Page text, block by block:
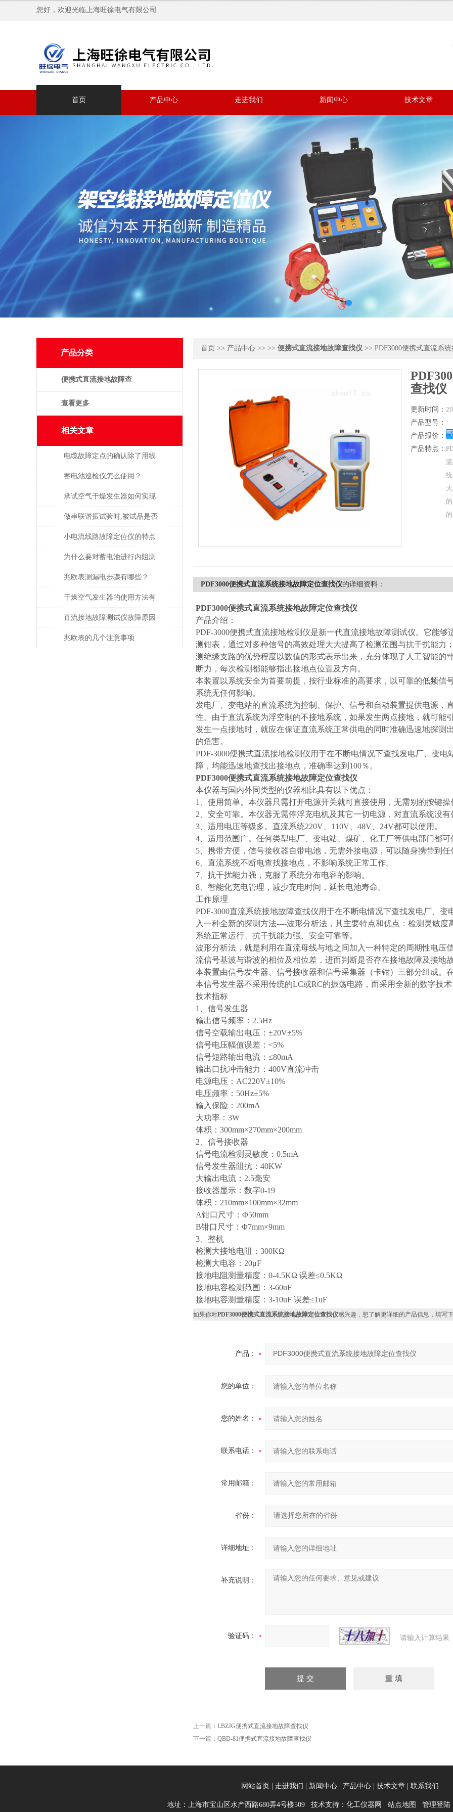
您好，欢迎光临上海旺徐电气有限公司
首页 产品中心 走进我们 新闻中心 技术文章
产品分类
便携式直流接地故障查
找仪
查看更多
相关文章
电缆故障定点的确认除了用线
路故障定位仪，还有这些方法!
蓄电池巡检仪怎么使用？
承试空气干燥发生器如何实现
自动化控制？
做串联谐振试验时,被试品是否
被击穿该如何判断？
小电流线路故障定位仪的特点
有这些
为什么要对蓄电池进行内阻测
试？
兆欧表测漏电步骤有哪些？
干燥空气发生器的使用方法有
哪些？
直流接地故障测试仪故障原因
分析
兆欧表的几个注意事项
首页 >> 产品中心 >> >> 便携式直流接地故障查找仪 >> PDF3000便携式直流系
查找仪
更新时间：
产品型号：
产品报价：
产品特点：
PDF3000便携式直流系统接地故障定位查找仪的详细资料：
PDF3000便携式直流系统接地故障定位查找仪
产品介绍：
PDF-3000便携式直流接地检测仪是新一代直流接地故障测试仪。它能
测钳表，通过对多种信号的高效处理大大提高了检测范围与抗干扰能力
测绝缘支路的优势程度以数值的形式表示出来，充分体现了人工智能的
断力，每次检测都能够指出接地点位置及方向。
本装置以系统安全为首要前提，按行业标准的高要求，以可靠的低频信
系统无任何影响。
发电厂、变电站的直流系统为控制、保护、信号和自动装置提供电源，
性。由于直流系统为浮空制的不接地系统，如果发生两点接地，就可能
发生一点接地时，就应在保证直流系统正常供电的同时准确迅速地探测
的危害。
PDF-3000便携式直流接地检测仪用于在不断电情况下查找发电厂、变
障，均能迅速地查找出接地点，准确率达到100％。
PDF3000便携式直流系统接地故障定位查找仪
本仪器与国内外同类型的仪器相比具有以下优点：
1、使用简单。本仪器只需打开电源开关就可直接使用，无需别的按键操
2、安全可靠。本仪器无需停浮充电机及其它一切电源，对直流系统没有
3、适用电压等级多。直流系统220V、110V、48V、24V都可以使用。
4、适用范围广。任何类型电厂、变电站、煤矿、化工厂等供电部门都可
5、携带方便，信号接收器自带电池，无需外接电源，可以随身携带到任
6、直流系统不断电查找接地点，不影响系统正常工作。
7、抗干扰能力强，克服了系统分布电容的影响。
8、智能化充电管理，减少充电时间，延长电池寿命。
工作原理
PDF-3000直流系统接地故障查找仪用于在不断电情况下查找发电厂、变
入一种全新的探测方法----波形分析法，其主要特点和优点：检测灵敏
系统正常运行、抗干扰能力强、安全可靠等。
波形分析法，就是利用在直流母线与地之间加入一种特定的周期性电压
流信号基波与谐波的相位及相位差，进而判断是否存在接地故障及接地故
本装置由信号发生器、信号接收器和信号采集器（卡钳）三部分组成。
本信号发生器不采用传统的LC或RC的振荡电路，而采用全新的数字技术
技术指标
1、信号发生器
输出信号频率：2.5Hz
信号空载输出电压：±20V±5%
信号电压幅值误差：<5%
信号短路输出电流：≤80mA
输出口抗冲击能力：400V直流冲击
电源电压：AC220V±10%
电压频率：50Hz±5%
输入保险：200mA
大功率：3W
体积：300mm×270mm×200mm
2、信号接收器
信号电流检测灵敏度：0.5mA
信号发生器阻抗：40KW
大输出电流：2.5毫安
接收器显示：数字0-19
体积：210mm×100mm×32mm
A钳口尺寸：Φ50mm
B钳口尺寸：Φ7mm×9mm
3、整机
检测大接地电阻：300KΩ
检测大电容：20μF
接地电阻测量精度：0-4.5KΩ 误差≤0.5KΩ
接地电容检测范围：3-60uF
接地电容测量精度：3-10uF 误差≤1uF
如果你对PDF3000便携式直流系统接地故障定位查找仪感兴趣，想了解更详细的产品信息，填写
产品：
您的单位：
您的姓名：
联系电话：
常用邮箱：
省份：
详细地址：
补充说明：
验证码： 请输入计算结果
上一篇： LBZJG便携式直流接地故障查找仪
下一篇： QBD-81便携式直流接地故障查找仪
网站首页 走进我们 新闻中心| 产品中心| 技术文章| 联系我们
地址：上海市宝山区水产西路680弄4号楼509 技术支持： 化工仪器网 站点地图 管理登陆